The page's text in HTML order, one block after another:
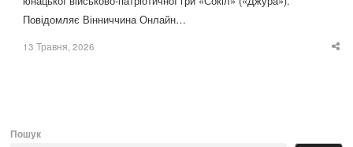
Повідомляє Вінниччина Онлайн…
13 Травня, 2026
Пошук